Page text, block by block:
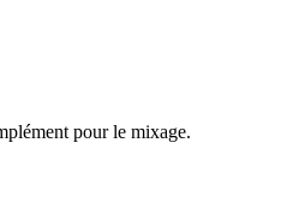
pour le mixage.